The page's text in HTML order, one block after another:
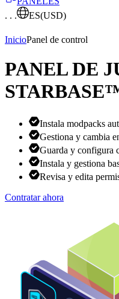
. . .
ES(USD)
InicioPanel de control
PANEL DE
Instala modpacks
Gestiona y cambia
Guarda y configura
Instala y gestiona
Revisa y edita
Contratar ahora